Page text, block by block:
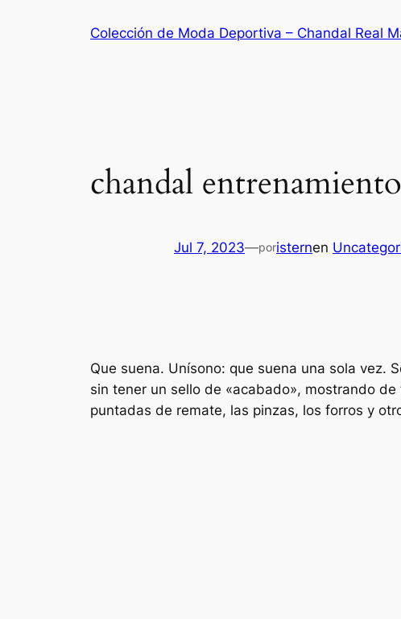
Colección de Moda Deportiva – Chandal Real
chandal
Jul 7, 2023—poristernen
Que suena. Unísono: que suena una sola vez.
sin tener un sello de «acabado», mostrando
puntadas de remate, las pinzas, los forros y